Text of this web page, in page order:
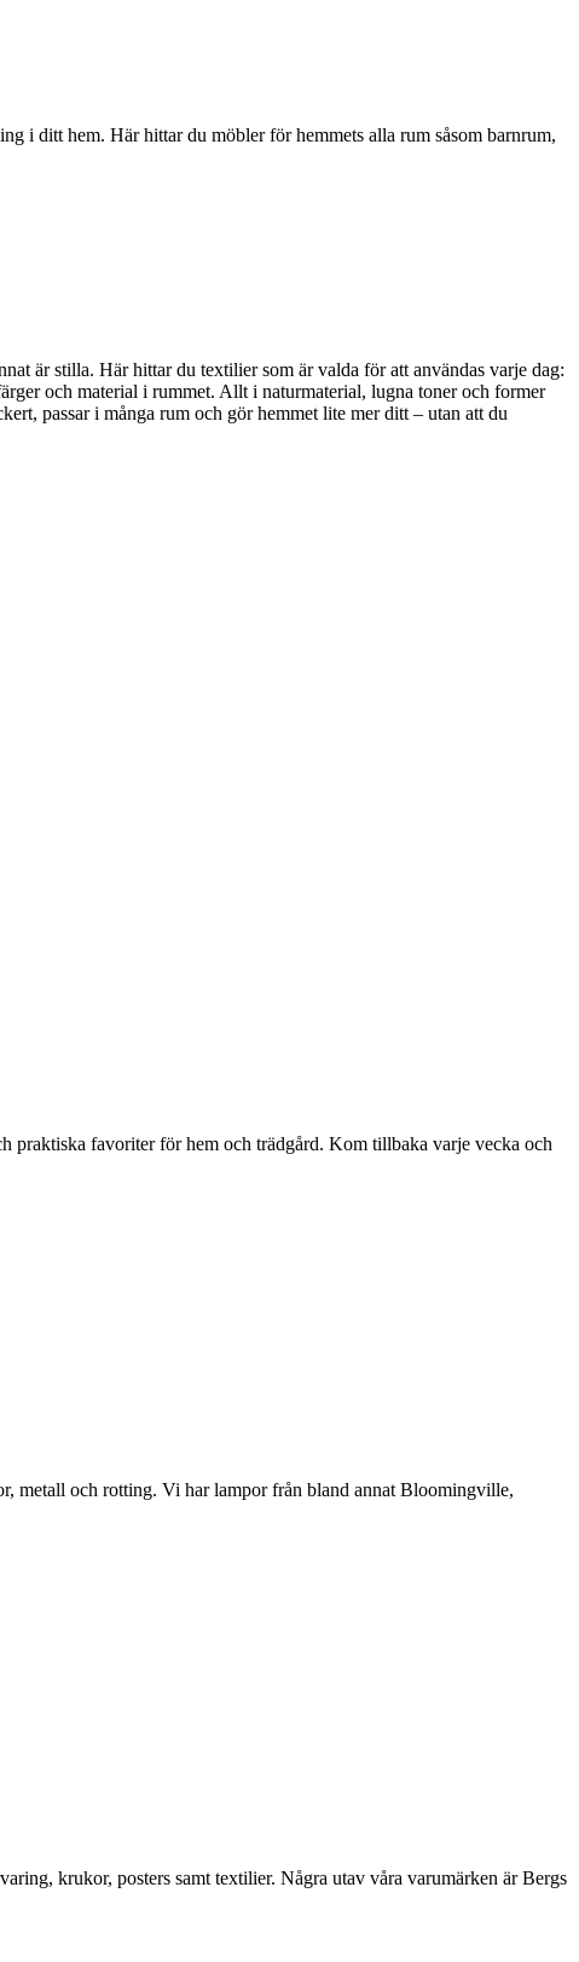
i ditt hem. Här hittar du möbler för hemmets alla rum såsom barnrum,
är stilla. Här hittar du textilier som är valda för att användas varje dag:
och material i rummet. Allt i naturmaterial, lugna toner och former
passar i många rum och gör hemmet lite mer ditt – utan att du
praktiska favoriter för hem och trädgård. Kom tillbaka varje vecka och
metall och rotting. Vi har lampor från bland annat Bloomingville,
krukor, posters samt textilier. Några utav våra varumärken är Bergs